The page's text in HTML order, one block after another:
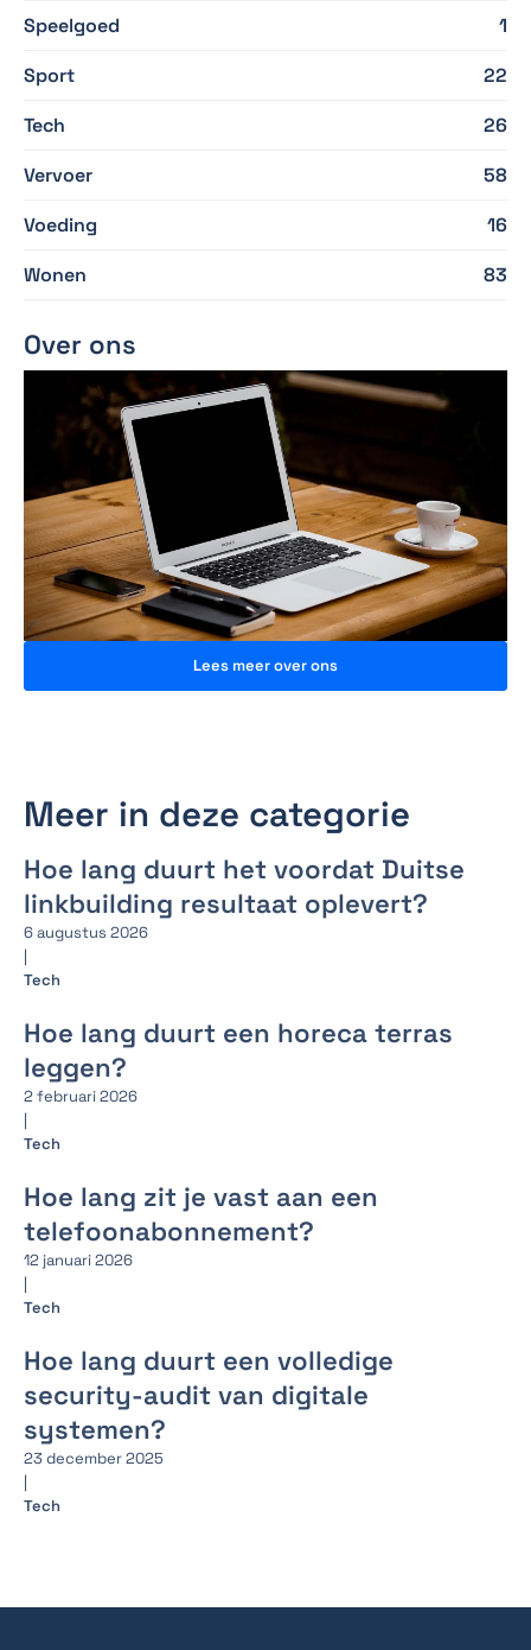
Speelgoed
1
Sport
22
Tech
26
Vervoer
58
Voeding
16
Wonen
83
Over ons
Lees meer over ons
Meer in deze categorie
Hoe lang duurt het voordat Duitse
linkbuilding resultaat oplevert?
6 augustus 2026
|
Tech
Hoe lang duurt een horeca terras
leggen?
2 februari 2026
|
Tech
Hoe lang zit je vast aan een
telefoonabonnement?
12 januari 2026
|
Tech
Hoe lang duurt een volledige
security-audit van digitale
systemen?
23 december 2025
|
Tech